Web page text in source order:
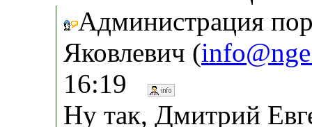
Администрация
Яковлевич (
16:19
Ну так, Дмитрий